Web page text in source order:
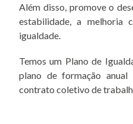
Além disso, promove o
estabilidade, a melhoria
igualdade.
Temos um Plano de
plano de formação anual
contrato coletivo de